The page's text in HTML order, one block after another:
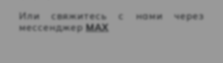
Или свяжитесь с нами через
мессенджерMAX